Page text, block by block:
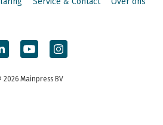
2026 Mainpress BV